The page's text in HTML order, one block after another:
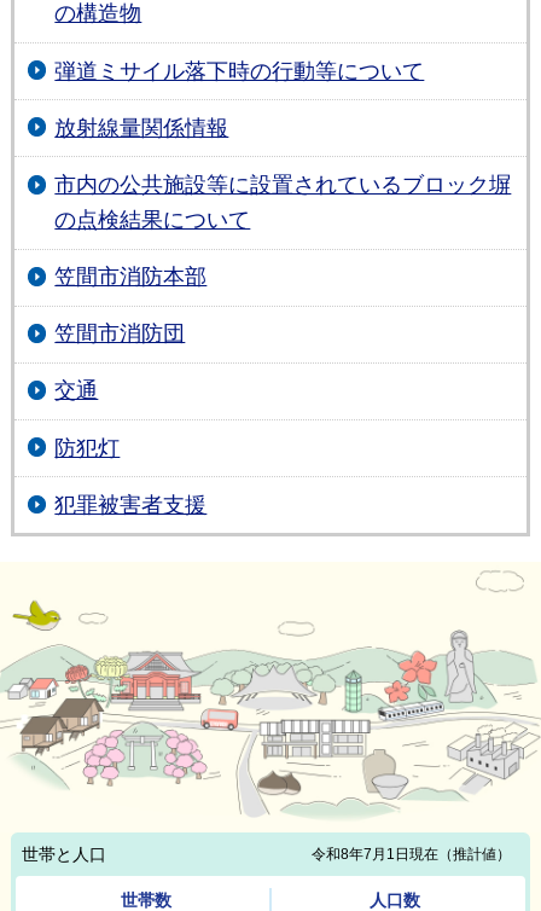
の構造物
弾道ミサイル落下時の行動等について
放射線量関係情報
市内の公共施設等に設置されているブロック塀
の点検結果について
笠間市消防本部
笠間市消防団
交通
防犯灯
犯罪被害者支援